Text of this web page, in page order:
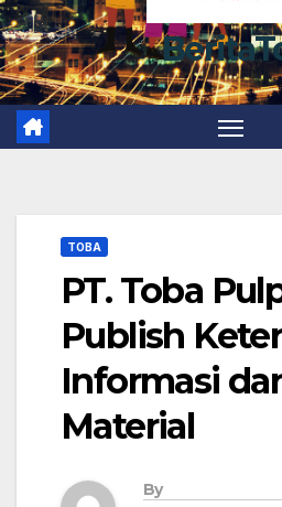
TOBA
PT. Toba
Publish
Informasi
Material
By